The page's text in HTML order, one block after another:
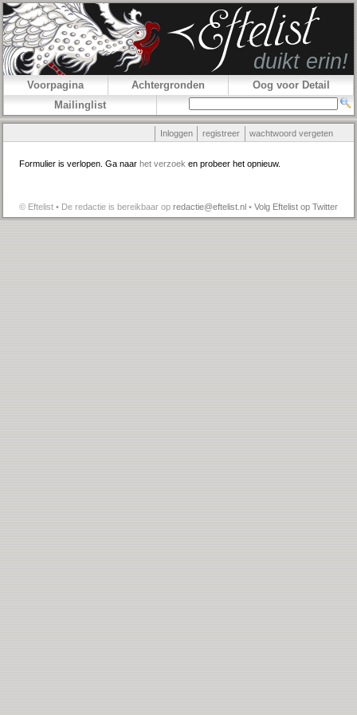
Voorpagina Achtergronden
Oog voor Detail
Mailinglist
Inloggen registreer wachtwoord vergeten
Formulier is verlopen. Ga naar het verzoek en probeer het opnieuw.
© Eftelist • De redactie is bereikbaar op redactie@eftelist.nl • Volg Eftelist op Twitter